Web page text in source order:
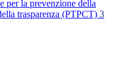
per la prevenzione della
trasparenza (PTPCT) 3